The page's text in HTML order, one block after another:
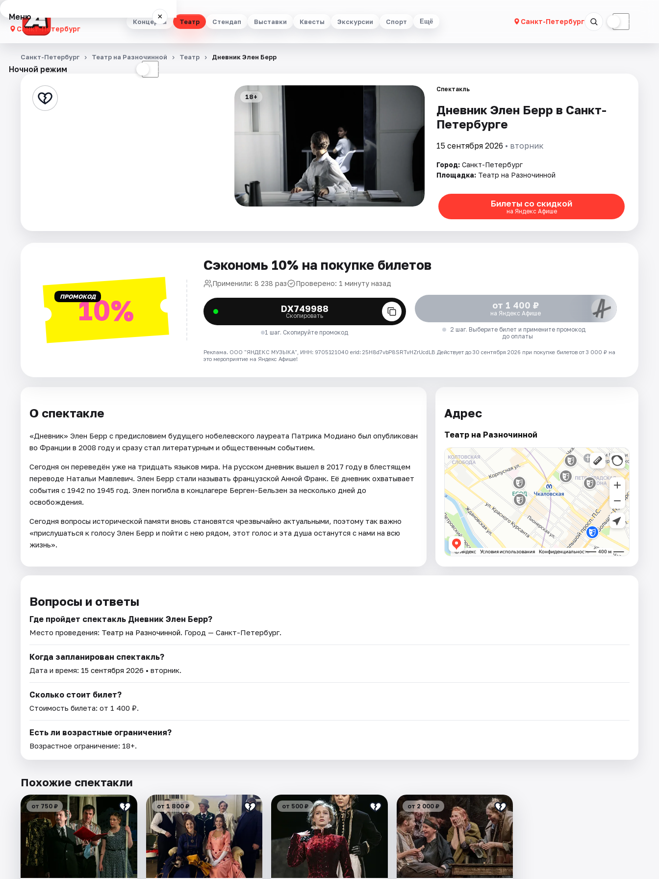
Концерты Театр Стендап Выставки Квесты Экскурсии Спорт Ещё Санкт-Петербург ☾
Меню ×
Санкт-Петербург
Концерты
Стендап
Артисты
Ночной режим ☾
Санкт-Петербург Театр на Разночинной Театр Дневник Элен Берр
18+
Спектакль
Дневник Элен Берр в Санкт-
Петербурге
15 сентября 2026 • вторник
Город: Санкт-Петербург
Площадка: Театр на Разночинной
Билеты со скидкой
на Яндекс Афише
ПРОМОКОД10%
Сэкономь 10% на покупке билетов
Применили: 8 238 раз Проверено: 1 минуту назад
DX749988
Скопировать
1 шаг. Скопируйте промокод
от 1 400 ₽
на Яндекс Афише
2 шаг. Выберите билет и примените промокод
до оплаты
Реклама. ООО "ЯНДЕКС МУЗЫКА", ИНН: 9705121040 erid: 25H8d7vbP8SRTvHZrUcdLB Действует до 30 сентября 2026 при покупке билетов от 3 000 ₽ на
это мероприятие на Яндекс Афише!
О спектакле
«Дневник» Элен Берр с предисловием будущего нобелевского лауреата Патрика Модиано был опубликован
во Франции в 2008 году и сразу стал литературным и общественным событием.
Сегодня он переведён уже на тридцать языков мира. На русском дневник вышел в 2017 году в блестящем
переводе Натальи Мавлевич. Элен Берр стали называть французской Анной Франк. Её дневник охватывает
события с 1942 по 1945 год. Элен погибла в концлагере Берген-Бельзен за несколько дней до
освобождения.
Сегодня вопросы исторической памяти вновь становятся чрезвычайно актуальными, поэтому так важно
«прислушаться к голосу Элен Берр и пойти с нею рядом, этот голос и эта душа останутся с нами на всю
жизнь».
Адрес
Театр на Разночинной
Вопросы и ответы
Где пройдет спектакль Дневник Элен Берр?
Место проведения: Театр на Разночинной. Город — Санкт-Петербург.
Когда запланирован спектакль?
Дата и время: 15 сентября 2026 • вторник.
Сколько стоит билет?
Стоимость билета: от 1 400 ₽.
Есть ли возрастные ограничения?
Возрастное ограничение: 18+.
Похожие спектакли
от 750 ₽ от 1 800 ₽ от 500 ₽ от 2 000 ₽